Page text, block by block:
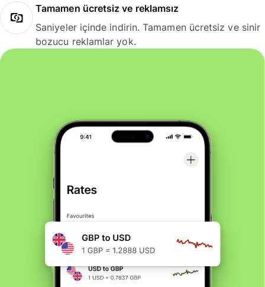
Tamamen ücretsiz ve reklamsız
Saniyeler içinde indirin. Tamamen ücretsiz ve sinir
bozucu reklamlar yok.